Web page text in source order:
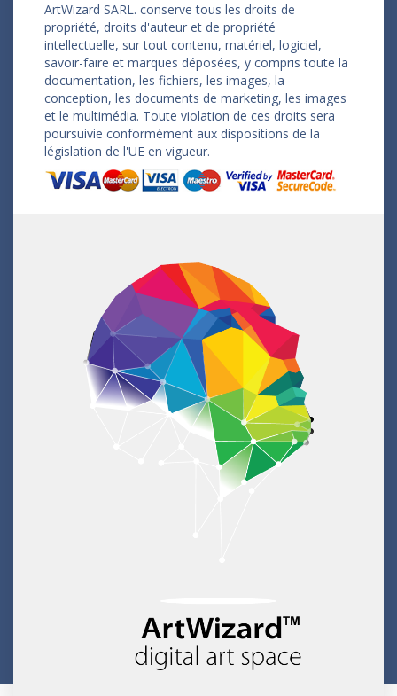
ArtWizard SARL. conserve tous les droits de
propriété, droits d'auteur et de propriété
intellectuelle, sur tout contenu, matériel, logiciel,
savoir-faire et marques déposées, y compris toute la
documentation, les fichiers, les images, la
conception, les documents de marketing, les images
et le multimédia. Toute violation de ces droits sera
poursuivie conformément aux dispositions de la
législation de l'UE en vigueur.